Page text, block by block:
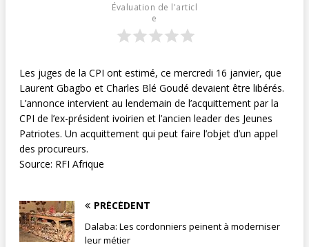
Évaluation de l'articl
e
Les juges de la CPI ont estimé, ce mercredi 16 janvier, que
Laurent Gbagbo et Charles Blé Goudé devaient être libérés.
L’annonce intervient au lendemain de l’acquittement par la
CPI de l’ex-président ivoirien et l’ancien leader des Jeunes
Patriotes. Un acquittement qui peut faire l’objet d’un appel
des procureurs.
Source: RFI Afrique
PRÉCÉDENT
Dalaba: Les cordonniers peinent à moderniser
leur métier